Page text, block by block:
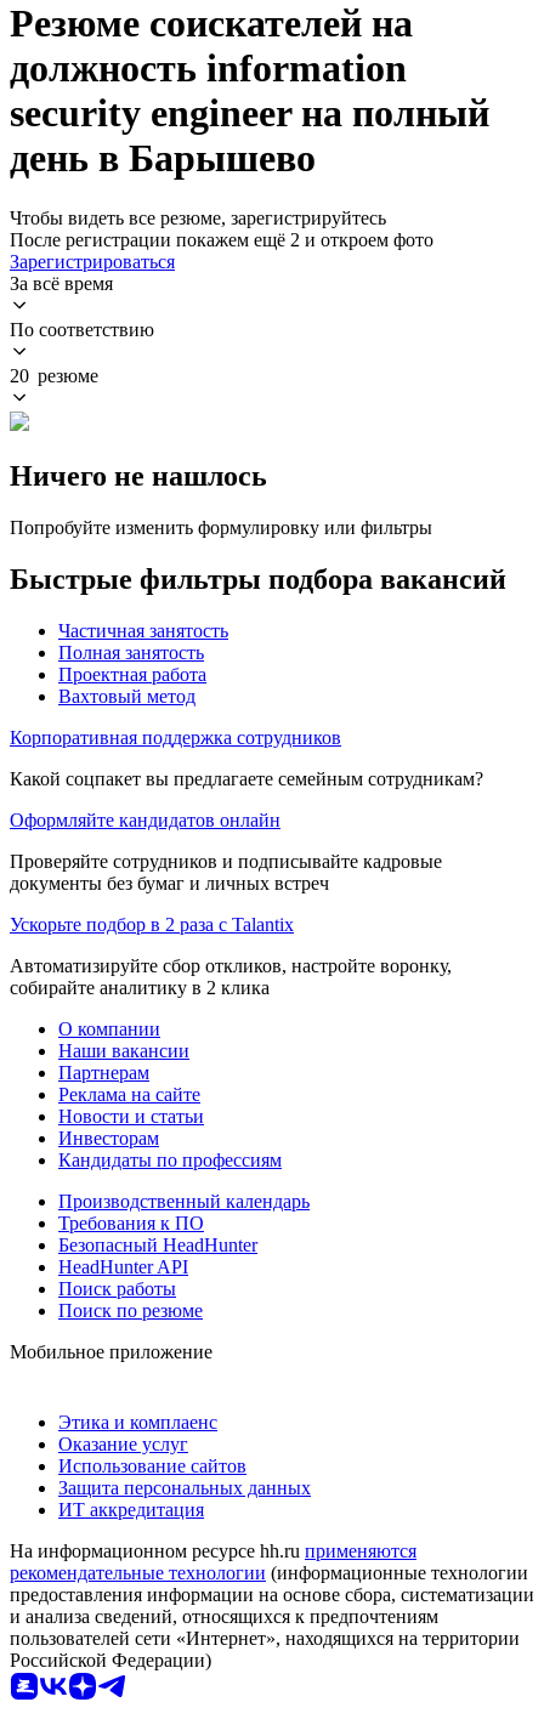
Резюме соискателей на
должность information
security engineer на полный
день в Барышево
Чтобы видеть все резюме, зарегистрируйтесь
После регистрации покажем ещё 2 и откроем фото
Зарегистрироваться
За всё время
По соответствию
20 резюме
Ничего не нашлось
Попробуйте изменить формулировку или фильтры
Быстрые фильтры подбора вакансий
Частичная занятость
Полная занятость
Проектная работа
Вахтовый метод
Корпоративная поддержка сотрудников
Какой соцпакет вы предлагаете семейным сотрудникам?
Оформляйте кандидатов онлайн
Проверяйте сотрудников и подписывайте кадровые
документы без бумаг и личных встреч
Ускорьте подбор в 2 раза с Talantix
Автоматизируйте сбор откликов, настройте воронку,
собирайте аналитику в 2 клика
О компании
Наши вакансии
Партнерам
Реклама на сайте
Новости и статьи
Инвесторам
Кандидаты по профессиям
Производственный календарь
Требования к ПО
Безопасный HeadHunter
HeadHunter API
Поиск работы
Поиск по резюме
Мобильное приложение
Этика и комплаенс
Оказание услуг
Использование сайтов
Защита персональных данных
ИТ аккредитация
На информационном ресурсе hh.ru применяются
рекомендательные технологии (информационные технологии
предоставления информации на основе сбора, систематизации
и анализа сведений, относящихся к предпочтениям
пользователей сети «Интернет», находящихся на территории
Российской Федерации)